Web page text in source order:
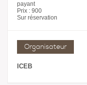
payant
Prix : 900
Sur réservation
Organisateur
ICEB